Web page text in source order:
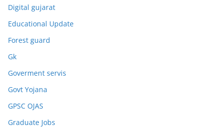
Digital gujarat
Educational Update
Forest guard
Gk
Goverment servis
Govt Yojana
GPSC OJAS
Graduate Jobs